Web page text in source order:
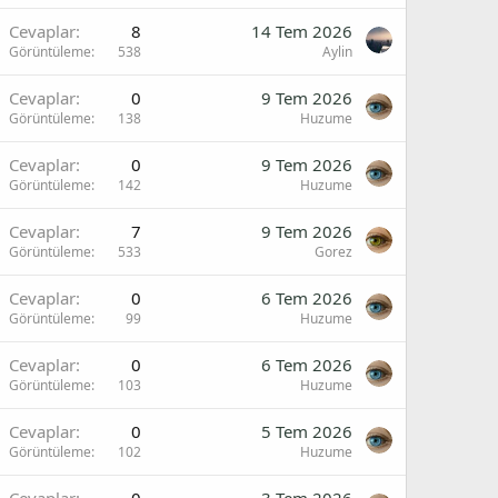
Cevaplar 8
Görüntüleme 538
14 Tem 2026
Aylin
Cevaplar 0
Görüntüleme 138
9 Tem 2026
Huzume
Cevaplar 0
Görüntüleme 142
9 Tem 2026
Huzume
Cevaplar 7
Görüntüleme 533
9 Tem 2026
Gorez
Cevaplar 0
Görüntüleme 99
6 Tem 2026
Huzume
Cevaplar 0
Görüntüleme 103
6 Tem 2026
Huzume
Cevaplar 0
Görüntüleme 102
5 Tem 2026
Huzume